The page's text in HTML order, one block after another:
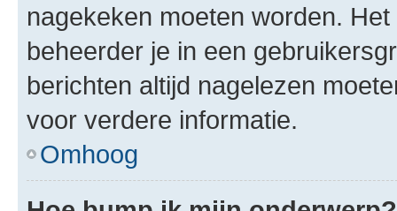
nagekeken moeten worden.
beheerder je in een
berichten altijd nagelezen
voor verdere informatie.
Omhoog